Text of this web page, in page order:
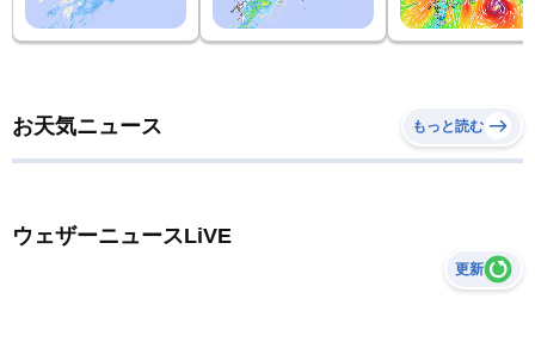
お天気ニュース もっと読む
ウェザーニュースLiVE
更新